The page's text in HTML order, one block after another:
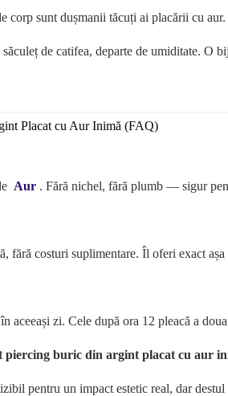
sunt dușmanii tăcuți ai placării cu
de catifea, departe de umiditate. O
Placat cu Aur Inimă (FAQ)
Aur . Fără nichel, fără plumb — sigur
fără costuri suplimentare. Îl oferi exact așa
aceeași zi. Cele după ora 12 pleacă a
piercing buric din argint placat cu aur
pentru un impact estetic real, dar